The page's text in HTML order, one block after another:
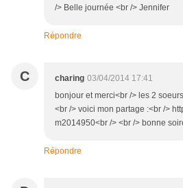
/> Belle journée <br /> Jennifer
Répondre
C charing 03/04/2014 17:41
bonjour et merci<br /> les 2
<br /> voici mon partage :<br />
m2014950<br /> <br /> bonne
Répondre